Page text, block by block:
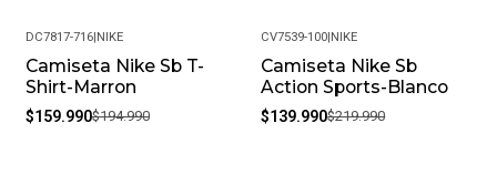
¡Datos Del Producto!
Composición: 90% Poliéster, 10% Spandex
-18%
DC7817-716|NIKE
Camiseta Nike Sb T-
Shirt-Marron
$159.990$194.990
-36%
CV7539-100|NIKE
Camiseta Nike Sb
Action Sports-Blanco
$139.990$219.990